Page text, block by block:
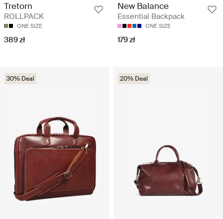
Tretorn
ROLLPACK
ONE SIZE
389 zł
New Balance
Essential Backpack
ONE SIZE
179 zł
30% Deal 20% Deal